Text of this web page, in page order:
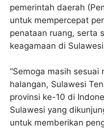
pemerintah daerah
untuk mempercepat
penataan ruang, serta
keagamaan di
“Semoga masih
halangan, Sulawesi
provinsi ke-10 di
Sulawesi yang
untuk memberikan